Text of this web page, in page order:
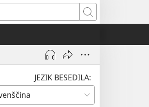
Išči
JEZIK BESEDILA: